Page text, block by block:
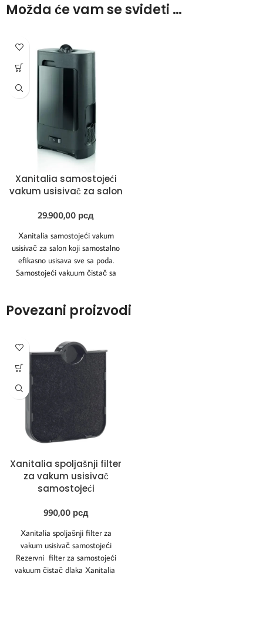
Možda će vam se svideti …
Xanitalia samostojeći
vakum usisivač za salon
29.900,00 рсд
Xanitalia samostojeći vakum
usisivač za salon koji samostalno
efikasno usisava sve sa poda.
Samostojeći vakuum čistač sa
Povezani proizvodi
Xanitalia spoljašnji filter
za vakum usisivač
samostojeći
990,00 рсд
Xanitalia spoljašnji filter za
vakum usisivač samostojeći
Rezervni filter za samostojeći
vakuum čistač dlaka Xanitalia